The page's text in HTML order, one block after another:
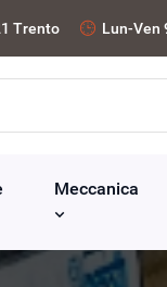
Trento Lun-Ven
Meccanica